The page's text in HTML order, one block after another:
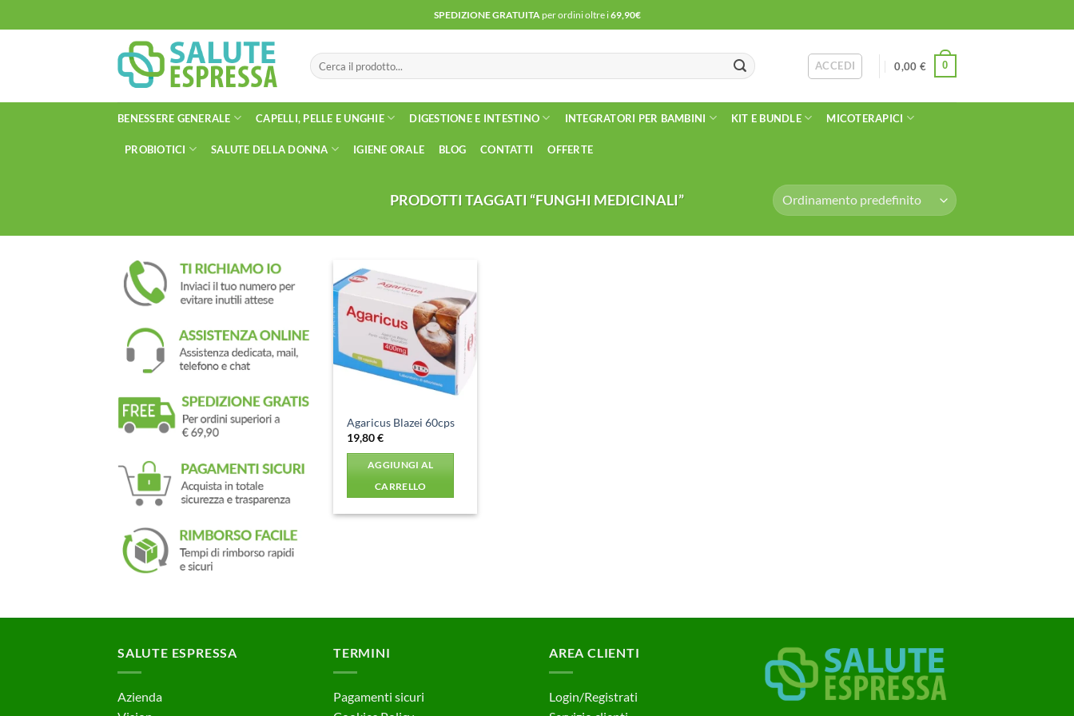
ai
SPEDIZIONE GRATUITAper ordini oltre i69,90€
Cerca: ACCEDI 0,00 € 0
BENESSERE GENERALE CAPELLI, PELLE E UNGHIE DIGESTIONE E INTESTINO INTEGRATORI PER BAMBINI KIT E BUNDLE MICOTERAPICI
PROBIOTICI SALUTE DELLA DONNA IGIENE ORALE BLOG CONTATTI OFFERTE
PRODOTTI TAGGATI “FUNGHI MEDICINALI”
Aggiungi
alla lista
dei
desideri
Agaricus Blazei 60cps
19,80€
AGGIUNGI AL
CARRELLO
SALUTE ESPRESSA
Azienda
TERMINI
Pagamenti sicuri
AREA CLIENTI
Login/Registrati